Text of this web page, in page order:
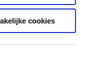
cookies
website FR NL